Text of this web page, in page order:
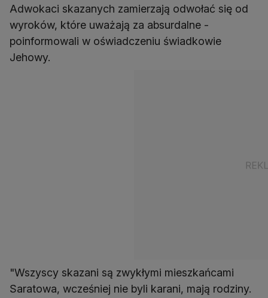
Adwokaci skazanych zamierzają odwołać się od
wyroków, które uważają za absurdalne -
poinformowali w oświadczeniu świadkowie
Jehowy.
"Wszyscy skazani są zwykłymi mieszkańcami
Saratowa, wcześniej nie byli karani, mają rodziny.